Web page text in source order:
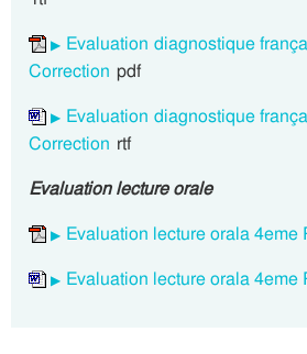
Evaluation diagnostique
Correction pdf
Evaluation diagnostique
Correction rtf
Evaluation lecture orale
Evaluation lecture orala 4eme
Evaluation lecture orala 4eme